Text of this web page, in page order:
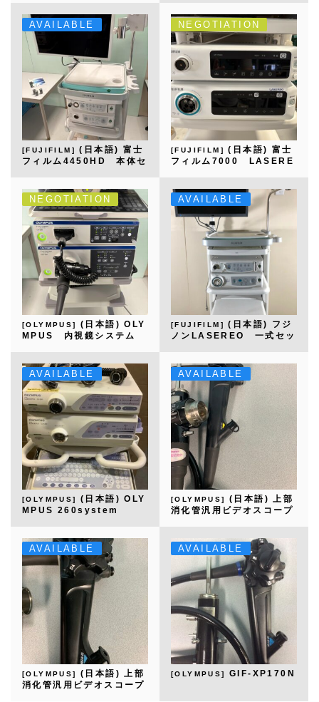
AVAILABLE
[FUJIFILM](日本語) 富士
フィルム4450HD 本体セ
NEGOTIATION
[FUJIFILM](日本語) 富士
フィルム7000 LASERE
NEGOTIATION
[OLYMPUS] (日本語) OLY
MPUS 内視鏡システム
AVAILABLE
[FUJIFILM](日本語) フジ
ノンLASEREO 一式セッ
AVAILABLE
[OLYMPUS] (日本語) OLY
MPUS 260system
AVAILABLE
[OLYMPUS] (日本語) 上部
消化管汎用ビデオスコープ
AVAILABLE
[OLYMPUS] (日本語) 上部
消化管汎用ビデオスコープ
AVAILABLE
[OLYMPUS] GIF-XP170N